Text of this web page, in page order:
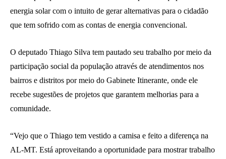
energia solar com o intuito de gerar alternativas para o cidadão
que tem sofrido com as contas de energia convencional.
O deputado Thiago Silva tem pautado seu trabalho por meio da
participação social da população através de atendimentos nos
bairros e distritos por meio do Gabinete Itinerante, onde ele
recebe sugestões de projetos que garantem melhorias para a
comunidade.
“Vejo que o Thiago tem vestido a camisa e feito a diferença na
AL-MT. Está aproveitando a oportunidade para mostrar trabalho